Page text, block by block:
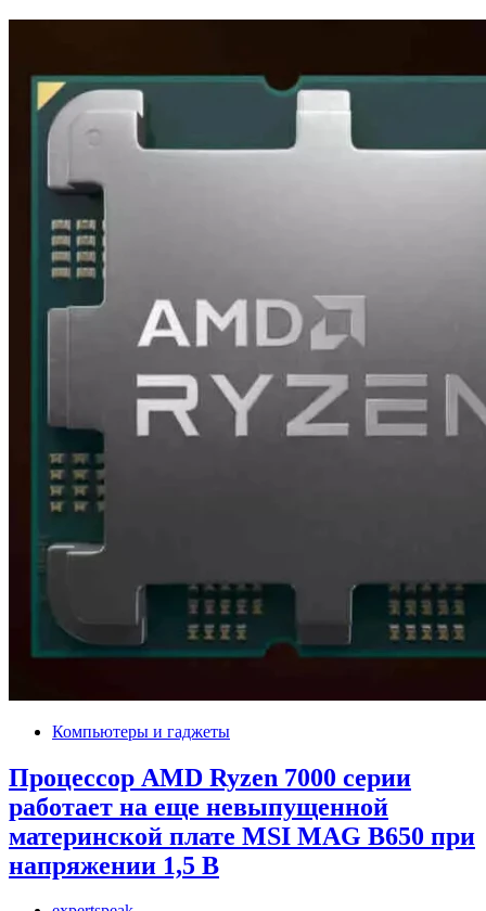
Компьютеры и гаджеты
Процессор AMD Ryzen 7000 серии
работает на еще невыпущенной
материнской плате MSI MAG B650 при
напряжении 1,5 В